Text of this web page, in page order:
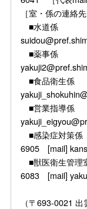
［室・係の連絡先
■水道係
■薬事係
■食品衛生係
■営業指導係
■感染症対策
6905 [mail]
■獣医衛生管
6083 [mail]
＊獣医衛
（〒693-0021